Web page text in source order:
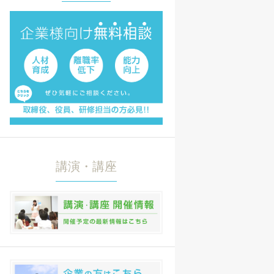
講演・講座